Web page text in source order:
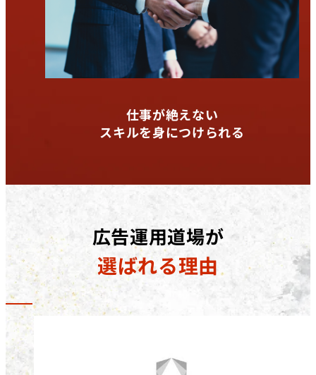
仕事が絶えない
スキルを身につけられる
広告運用道場が
選ばれる理由